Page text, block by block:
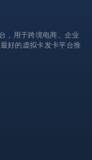
，用于跨境电商、企业
好的虚拟卡发卡平台推